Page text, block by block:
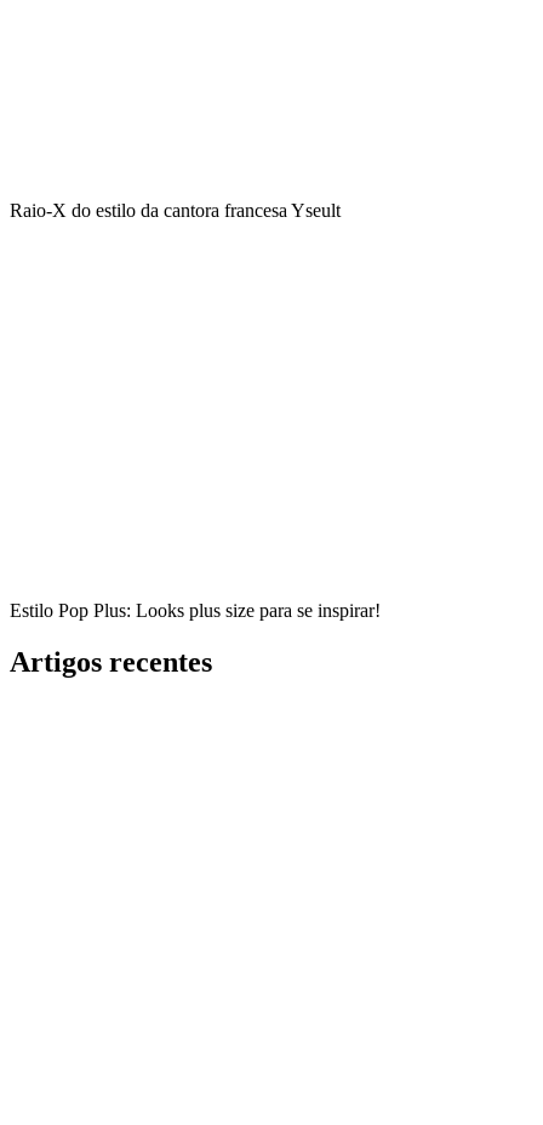
Raio-X do estilo da cantora francesa Yseult
Estilo Pop Plus: Looks plus size para se inspirar!
Artigos recentes